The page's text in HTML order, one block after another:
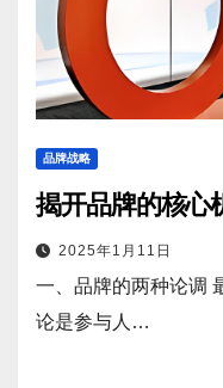
品牌战略
揭开品牌的核心
2025年1月11日
一、品牌的两种论调
论是参与人…